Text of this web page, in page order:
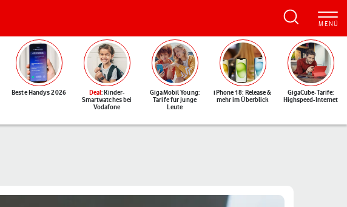
Beste Handys 2026 Deal: Kinder-
Smartwatches bei
Vodafone
GigaMobil Young:
Tarife für junge
Leute
iPhone 18: Release &
mehr im Überblick
GigaCube-Tarife:
Highspeed-Internet